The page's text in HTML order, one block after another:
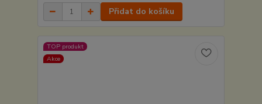
Přidat do košíku
TOP produkt
Akce